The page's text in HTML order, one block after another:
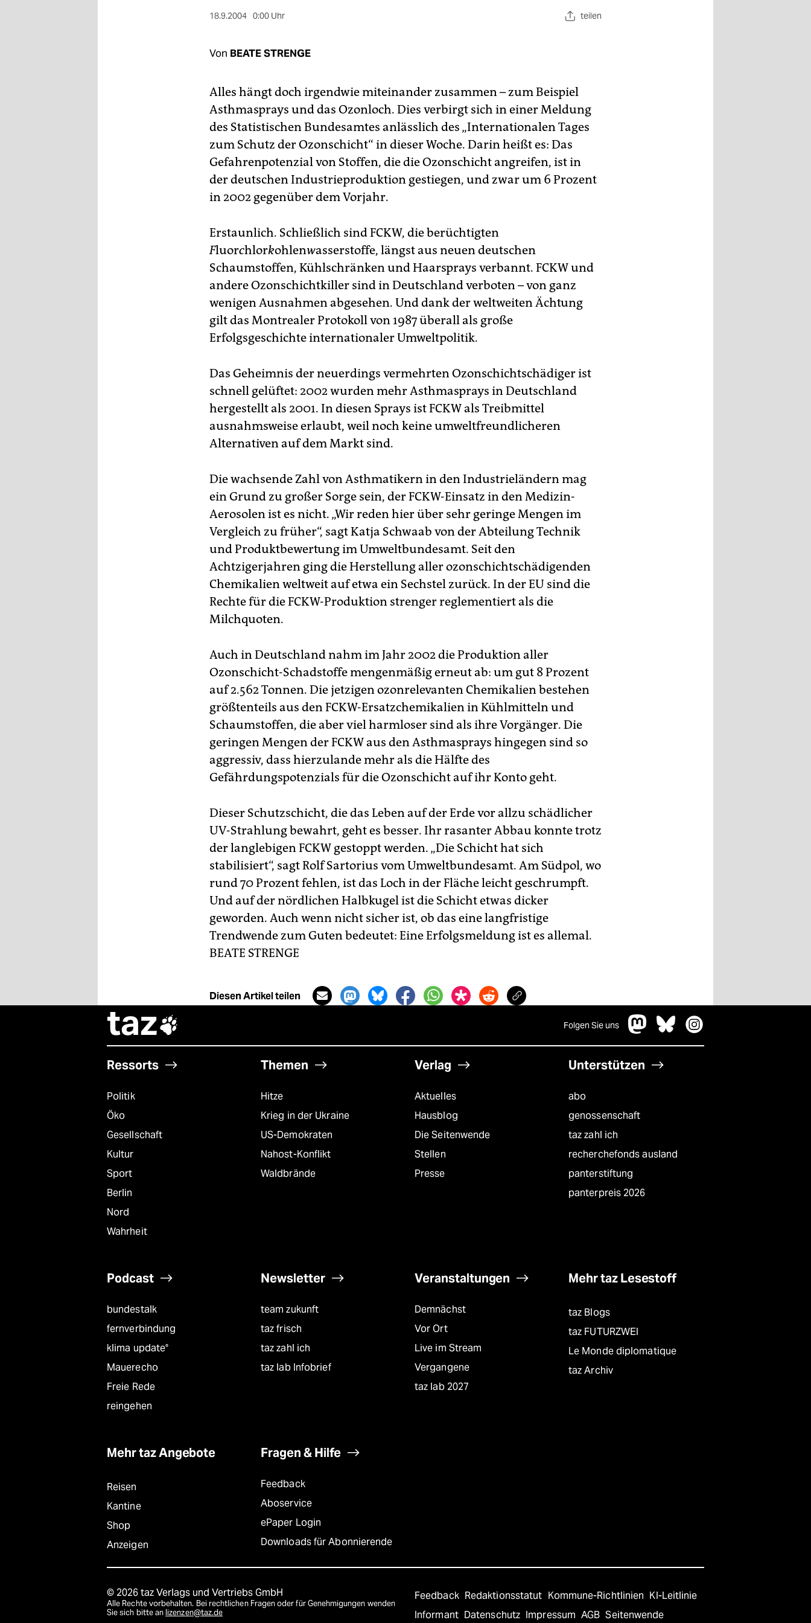
18.9.2004 0:00 Uhr teilen
Von BEATE STRENGE
Alles hängt doch irgendwie miteinander zusammen – zum Beispiel
Asthmasprays und das Ozonloch. Dies verbirgt sich in einer Meldung
des Statistischen Bundesamtes anlässlich des „Internationalen Tages
zum Schutz der Ozonschicht“ in dieser Woche. Darin heißt es: Das
Gefahrenpotenzial von Stoffen, die die Ozonschicht angreifen, ist in
der deutschen Industrieproduktion gestiegen, und zwar um 6 Prozent
in 2002 gegenüber dem Vorjahr.
Erstaunlich. Schließlich sind FCKW, die berüchtigten
Fluorchlorkohlenwasserstoffe, längst aus neuen deutschen
Schaumstoffen, Kühlschränken und Haarsprays verbannt. FCKW und
andere Ozonschichtkiller sind in Deutschland verboten – von ganz
wenigen Ausnahmen abgesehen. Und dank der weltweiten Ächtung
gilt das Montrealer Protokoll von 1987 überall als große
Erfolgsgeschichte internationaler Umweltpolitik.
Das Geheimnis der neuerdings vermehrten Ozonschichtschädiger ist
schnell gelüftet: 2002 wurden mehr Asthmasprays in Deutschland
hergestellt als 2001. In diesen Sprays ist FCKW als Treibmittel
ausnahmsweise erlaubt, weil noch keine umweltfreundlicheren
Alternativen auf dem Markt sind.
Die wachsende Zahl von Asthmatikern in den Industrieländern mag
ein Grund zu großer Sorge sein, der FCKW-Einsatz in den Medizin-
Aerosolen ist es nicht. „Wir reden hier über sehr geringe Mengen im
Vergleich zu früher“, sagt Katja Schwaab von der Abteilung Technik
und Produktbewertung im Umweltbundesamt. Seit den
Achtzigerjahren ging die Herstellung aller ozonschichtschädigenden
Chemikalien weltweit auf etwa ein Sechstel zurück. In der EU sind die
Rechte für die FCKW-Produktion strenger reglementiert als die
Milchquoten.
Auch in Deutschland nahm im Jahr 2002 die Produktion aller
Ozonschicht-Schadstoffe mengenmäßig erneut ab: um gut 8 Prozent
auf 2.562 Tonnen. Die jetzigen ozonrelevanten Chemikalien bestehen
größtenteils aus den FCKW-Ersatzchemikalien in Kühlmitteln und
Schaumstoffen, die aber viel harmloser sind als ihre Vorgänger. Die
geringen Mengen der FCKW aus den Asthmasprays hingegen sind so
aggressiv, dass hierzulande mehr als die Hälfte des
Gefährdungspotenzials für die Ozonschicht auf ihr Konto geht.
Dieser Schutzschicht, die das Leben auf der Erde vor allzu schädlicher
UV-Strahlung bewahrt, geht es besser. Ihr rasanter Abbau konnte trotz
der langlebigen FCKW gestoppt werden. „Die Schicht hat sich
stabilisiert“, sagt Rolf Sartorius vom Umweltbundesamt. Am Südpol, wo
rund 70 Prozent fehlen, ist das Loch in der Fläche leicht geschrumpft.
Und auf der nördlichen Halbkugel ist die Schicht etwas dicker
geworden. Auch wenn nicht sicher ist, ob das eine langfristige
Trendwende zum Guten bedeutet: Eine Erfolgsmeldung ist es allemal.
BEATE STRENGE
Diesen Artikel teilen
taz Folgen Sie uns
Ressorts
Politik
Öko
Gesellschaft
Kultur
Sport
Berlin
Nord
Wahrheit
Themen
Hitze
Krieg in der Ukraine
US-Demokraten
Nahost-Konflikt
Waldbrände
Verlag
Aktuelles
Hausblog
Die Seitenwende
Stellen
Presse
Unterstützen
abo
genossenschaft
taz zahl ich
recherchefonds ausland
panterstiftung
panterpreis 2026
Podcast
bundestalk
fernverbindung
klima update°
Mauerecho
Freie Rede
reingehen
Newsletter
team zukunft
taz frisch
taz zahl ich
taz lab Infobrief
Veranstaltungen
Demnächst
Vor Ort
Live im Stream
Vergangene
taz lab 2027
Mehr taz Lesestoff
taz Blogs
taz FUTURZWEI
Le Monde diplomatique
taz Archiv
Mehr taz Angebote
Reisen
Kantine
Shop
Anzeigen
Fragen & Hilfe
Feedback
Aboservice
ePaper Login
Downloads für Abonnierende
© 2026 taz Verlags und Vertriebs GmbH
Alle Rechte vorbehalten. Bei rechtlichen Fragen oder für Genehmigungen wenden
Sie sich bitte an lizenzen@taz.de
Feedback Redaktionsstatut Kommune-Richtlinien KI-Leitlinie
Informant Datenschutz Impressum AGB Seitenwende